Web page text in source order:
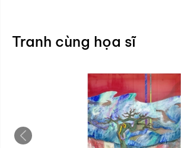
Tranh cùng họa sĩ